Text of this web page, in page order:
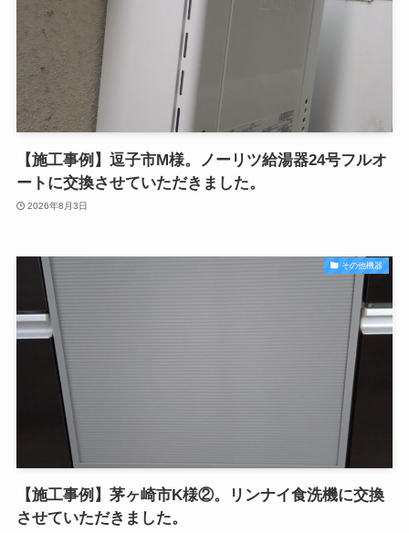
【施工事例】逗子市M様。ノーリツ給湯器24号フルオ
ートに交換させていただきました。
2026年8月3日
その他機器
【施工事例】茅ヶ崎市K様②。リンナイ食洗機に交換
させていただきました。